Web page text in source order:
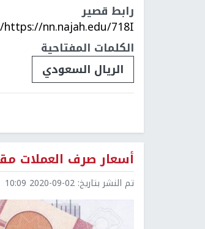
رابط قصير
https://nn.najah.edu/718I/
الكلمات المفتاحية
الريال السعودي
أسعار صرف العملات
تم النشر بتاريخ: 2020-09-02 10:09